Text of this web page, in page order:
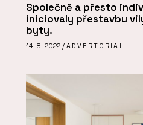
Společně a přesto
iniciovaly přestavbu
byty.
14. 8. 2022 / ADVERTORIAL